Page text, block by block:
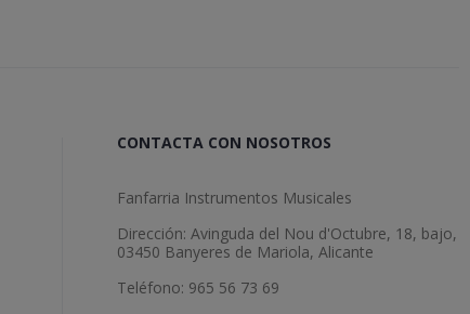
CONTACTA CON NOSOTROS
Fanfarria Instrumentos Musicales
Dirección: Avinguda del Nou d'Octubre, 18, bajo,
03450 Banyeres de Mariola, Alicante
Teléfono: 965 56 73 69